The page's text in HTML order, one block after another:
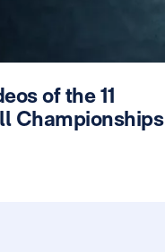
of the 11
Championships